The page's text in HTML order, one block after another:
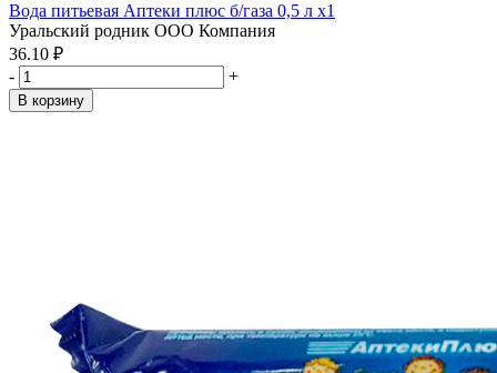
Вода питьевая Аптеки плюс б/газа 0,5 л x1
Уральский родник ООО Компания
36.10 ₽
-
+
В корзину